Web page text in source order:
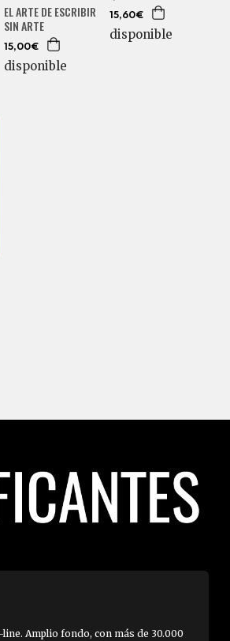
EL ARTE DE ESCRIBIR
SIN ARTE
15,00€
disponible
15,60€
disponible
Amplio fondo, con más de 30.000